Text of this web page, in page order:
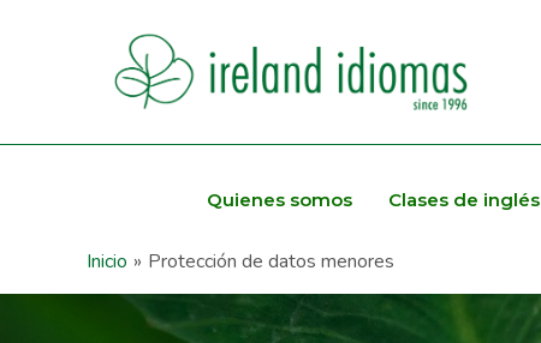
Quienes somos Clases de inglés
Inicio Protección de datos menores